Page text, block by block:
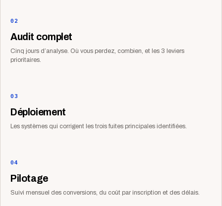
02
Audit complet
Cinq jours d’analyse. Où vous perdez, combien, et les 3 leviers
prioritaires.
03
Déploiement
Les systèmes qui corrigent les trois fuites principales identifiées.
04
Pilotage
Suivi mensuel des conversions, du coût par inscription et des délais.